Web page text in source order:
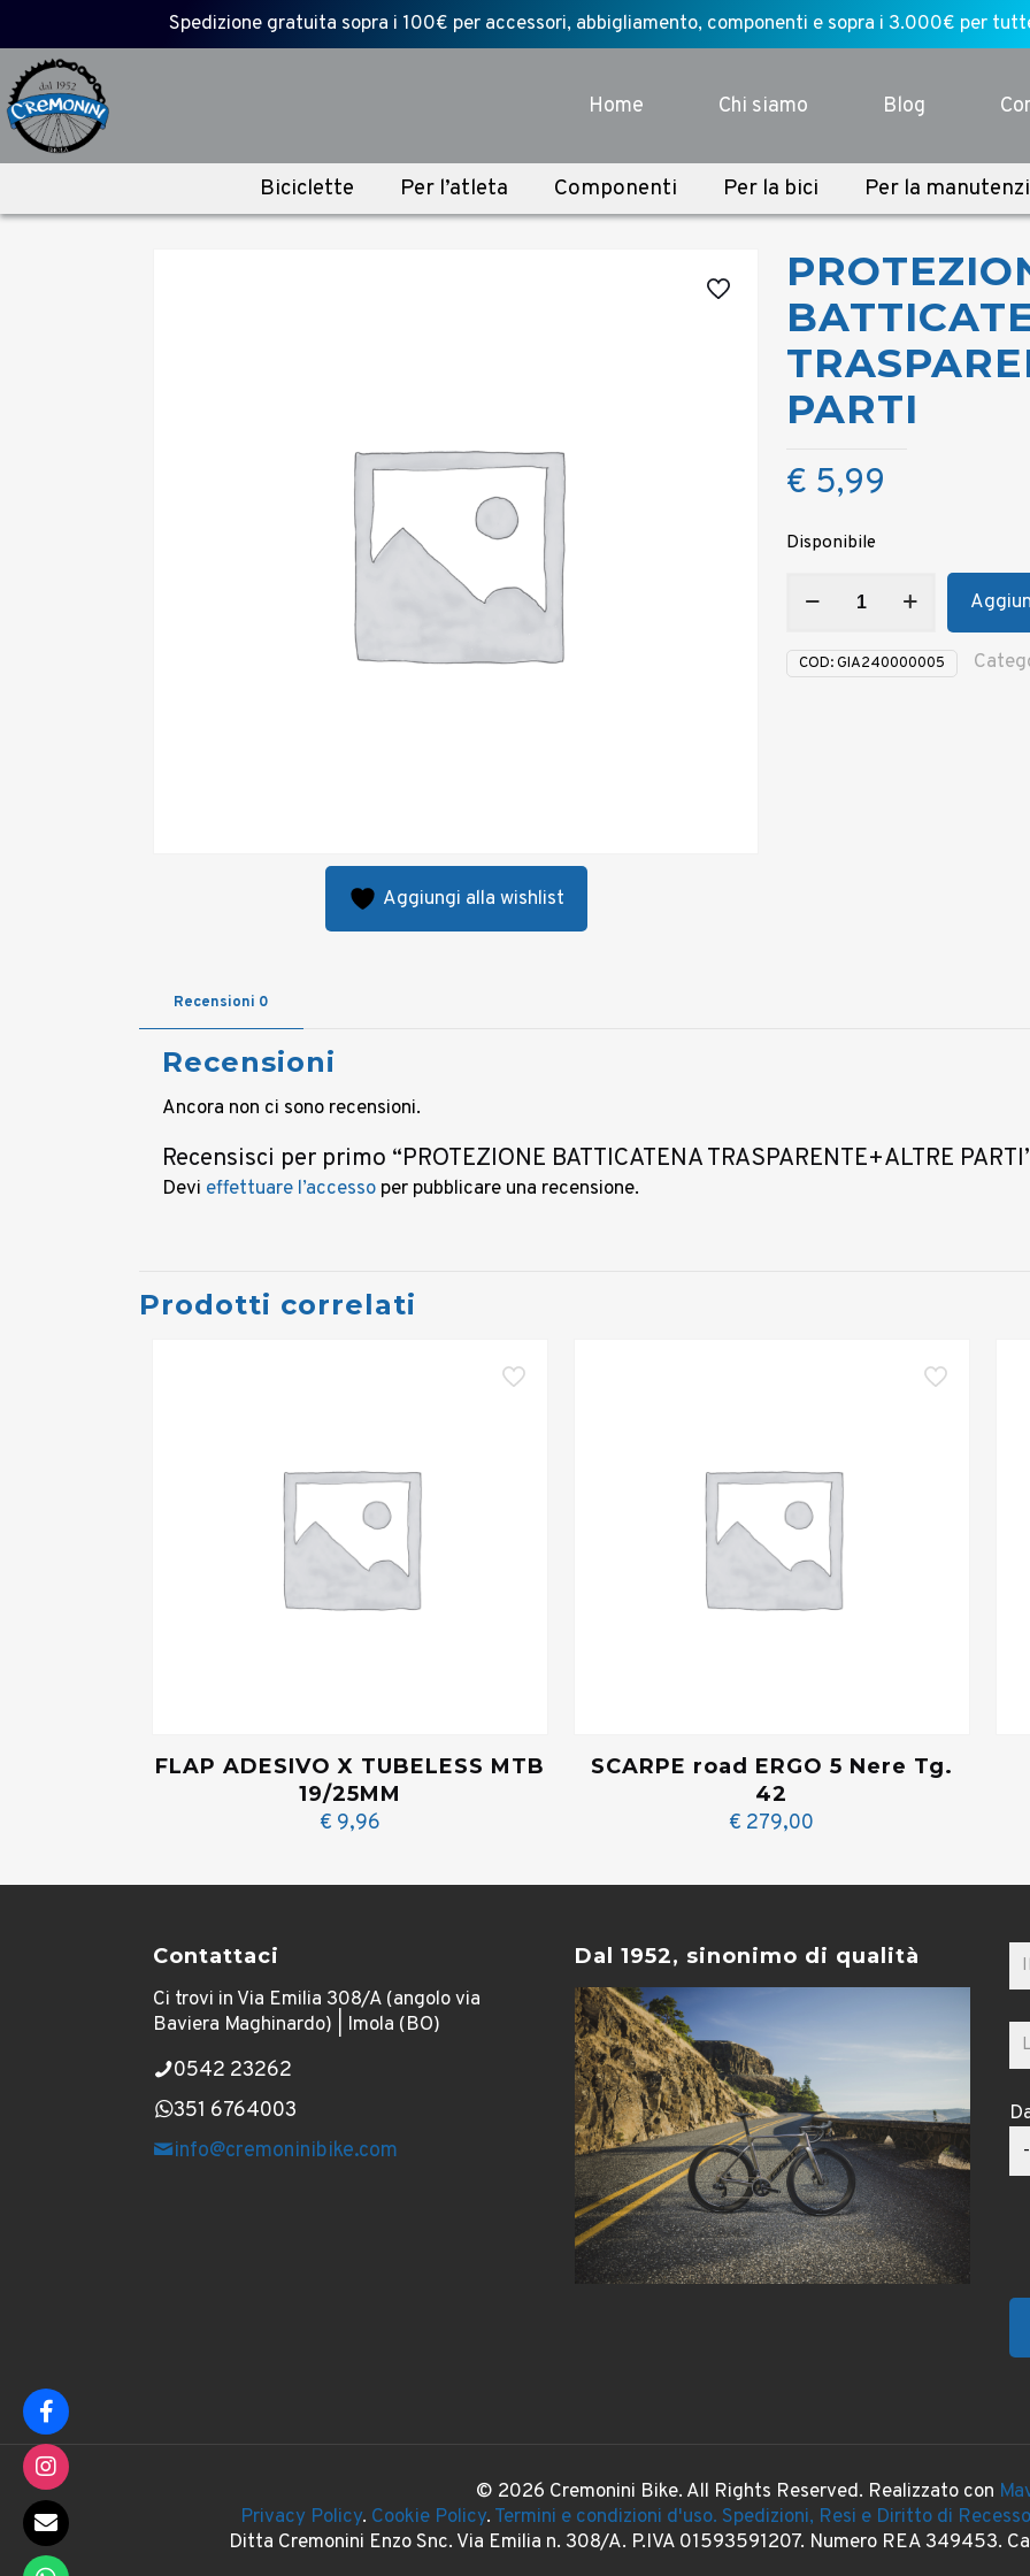
Spedizione gratuita sopra i 100€ per accessori, abbigliamento, componenti e sopra i 3.000€ per
Home Chi siamo Blog
Biciclette Per l’atleta Componenti Per la bici Per la
Aggiungi alla wishlist
PARTI
€ 5,99
Disponibile
BATTICATENA
TRASPARENTE+ALTRE
PARTI
quantità
COD:GIA240000005
Recensioni 0
Recensioni
Ancora non ci sono recensioni.
Recensisci per primo “PROTEZIONE BATTICATENA TRASPARENTE+ALTRE
Devi effettuare l’accesso per pubblicare una recensione.
Prodotti correlati
FLAP ADESIVO X TUBELESS MTB
19/25MM
€ 9,96
SCARPE road ERGO 5 Nere Tg.
42
€ 279,00
Contattaci
Ci trovi in Via Emilia 308/A (angolo via
Baviera Maghinardo) | Imola (BO)
0542 23262
351 6764003
info@cremoninibike.com
Dal 1952, sinonimo di qualità
© 2026 Cremonini Bike. All Rights Reserved. Realizzato con
Privacy Policy. Cookie Policy. Termini e condizioni d'uso. Spedizioni, Resi e Diritto di Recesso
Ditta Cremonini Enzo Snc. Via Emilia n. 308/A. P.IVA 01593591207. Numero REA 349453.